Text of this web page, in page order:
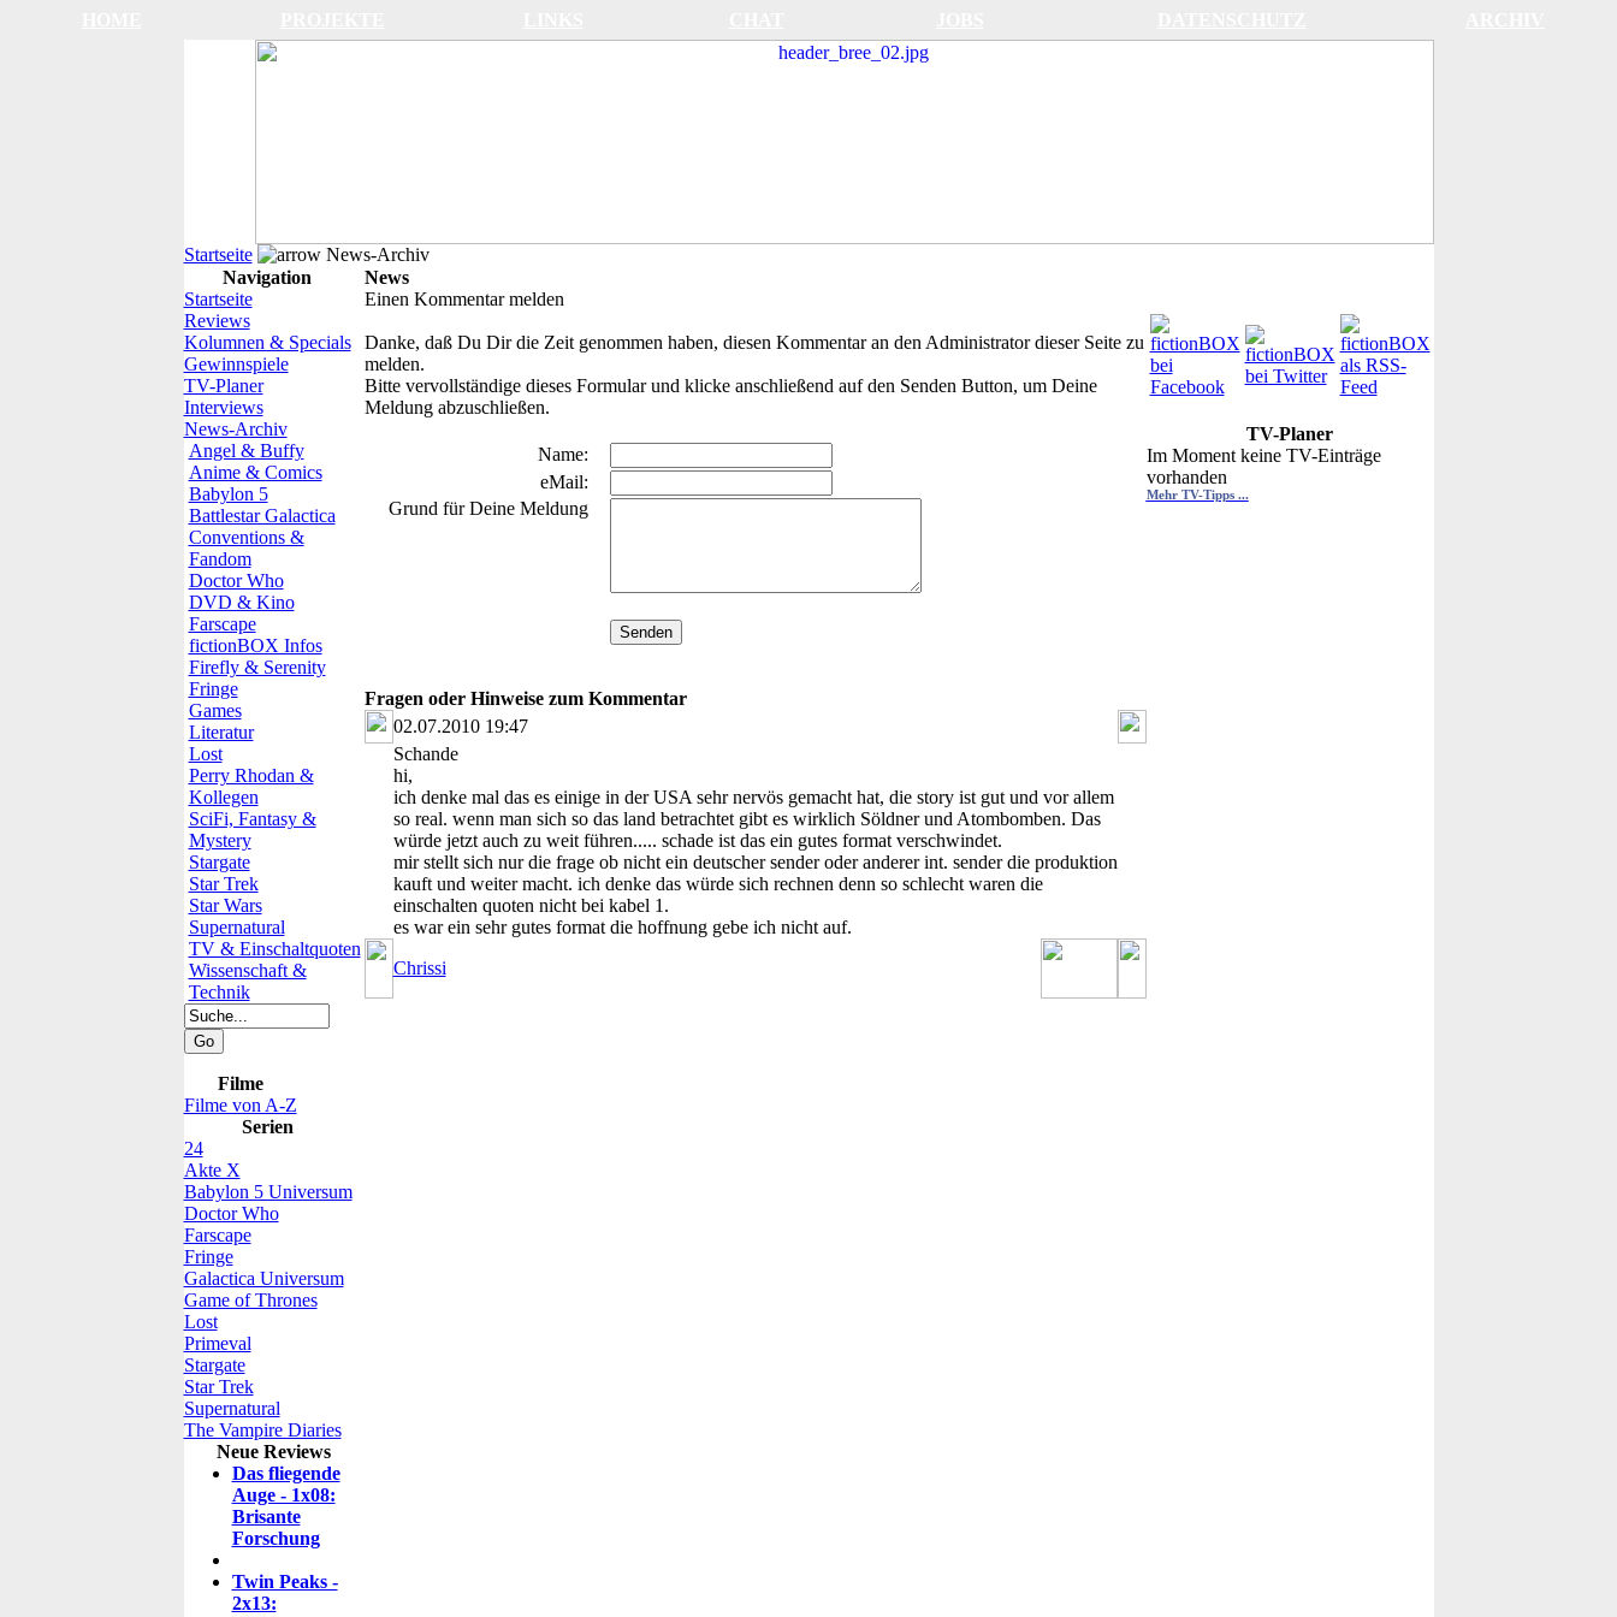
Startseite
News-Archiv
Navigation
Startseite
Reviews
Kolumnen & Specials
Gewinnspiele
TV-Planer
Interviews
News-Archiv
Angel & Buffy
Anime & Comics
Babylon 5
Battlestar Galactica
Conventions &
Fandom
Doctor Who
DVD & Kino
Farscape
fictionBOX Infos
Firefly & Serenity
Fringe
Games
Literatur
Lost
Perry Rhodan &
Kollegen
SciFi, Fantasy &
Mystery
Stargate
Star Trek
Star Wars
Supernatural
TV & Einschaltquoten
Wissenschaft &
Technik
Filme
Filme von A-Z
Serien
24
Akte X
Babylon 5 Universum
Doctor Who
Farscape
Fringe
Galactica Universum
Game of Thrones
Lost
Primeval
Stargate
Star Trek
Supernatural
The Vampire Diaries
Neue Reviews
Das fliegende
Auge - 1x08:
Brisante
Forschung
Twin Peaks -
2x13:
News
Einen Kommentar melden
Danke, daß Du Dir die Zeit genommen haben, diesen Kommentar an den Administrator dieser Seite zu
melden.
Bitte vervollständige dieses Formular und klicke anschließend auf den Senden Button, um Deine
Meldung abzuschließen.
Name:
eMail:
Grund für Deine Meldung
Fragen oder Hinweise zum Kommentar
02.07.2010 19:47
Schande
hi,
ich denke mal das es einige in der USA sehr nervös gemacht hat, die story ist gut und vor allem
so real. wenn man sich so das land betrachtet gibt es wirklich Söldner und Atombomben. Das
würde jetzt auch zu weit führen..... schade ist das ein gutes format verschwindet.
mir stellt sich nur die frage ob nicht ein deutscher sender oder anderer int. sender die produktion
kauft und weiter macht. ich denke das würde sich rechnen denn so schlecht waren die
einschalten quoten nicht bei kabel 1.
es war ein sehr gutes format die hoffnung gebe ich nicht auf.
Chrissi
TV-Planer
Im Moment keine TV-Einträge
vorhanden
Mehr TV-Tipps ...